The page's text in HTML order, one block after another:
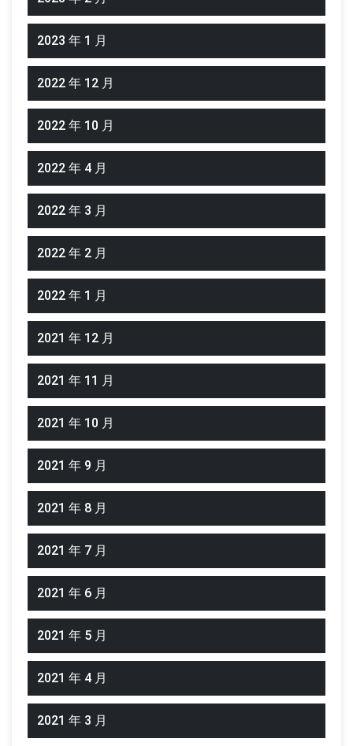
2023 年 1 月
2022 年 12 月
2022 年 10 月
2022 年 4 月
2022 年 3 月
2022 年 2 月
2022 年 1 月
2021 年 12 月
2021 年 11 月
2021 年 10 月
2021 年 9 月
2021 年 8 月
2021 年 7 月
2021 年 6 月
2021 年 5 月
2021 年 4 月
2021 年 3 月